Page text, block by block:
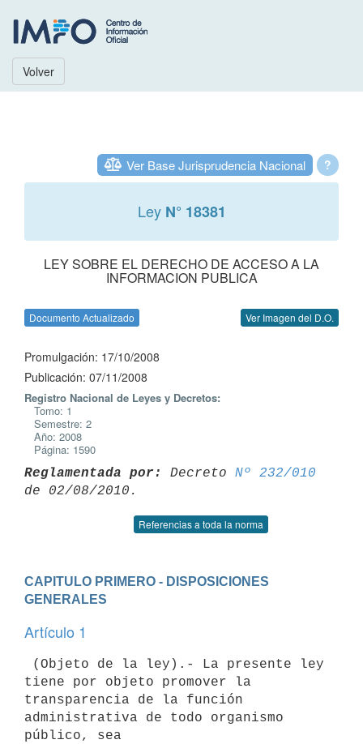
Volver
?
Ver Base Jurisprudencia Nacional
Ley N° 18381
LEY SOBRE EL DERECHO DE ACCESO A LA
INFORMACION PUBLICA
Documento Actualizado Ver Imagen del D.O.
Promulgación: 17/10/2008
Publicación: 07/11/2008
Registro Nacional de Leyes y Decretos:
Tomo: 1
Semestre: 2
Año: 2008
Página: 1590
Reglamentada por: Decreto Nº 232/010
Referencias a toda la norma
CAPITULO PRIMERO - DISPOSICIONES
GENERALES
Artículo 1
tiene por objeto promover la
transparencia de la función
administrativa de todo organismo
público, sea